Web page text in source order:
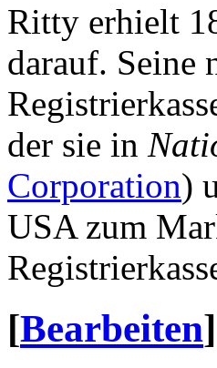
Ritty erhielt
darauf. Seine
der sie in
Corporation)
USA zum
[Bearbeiten]